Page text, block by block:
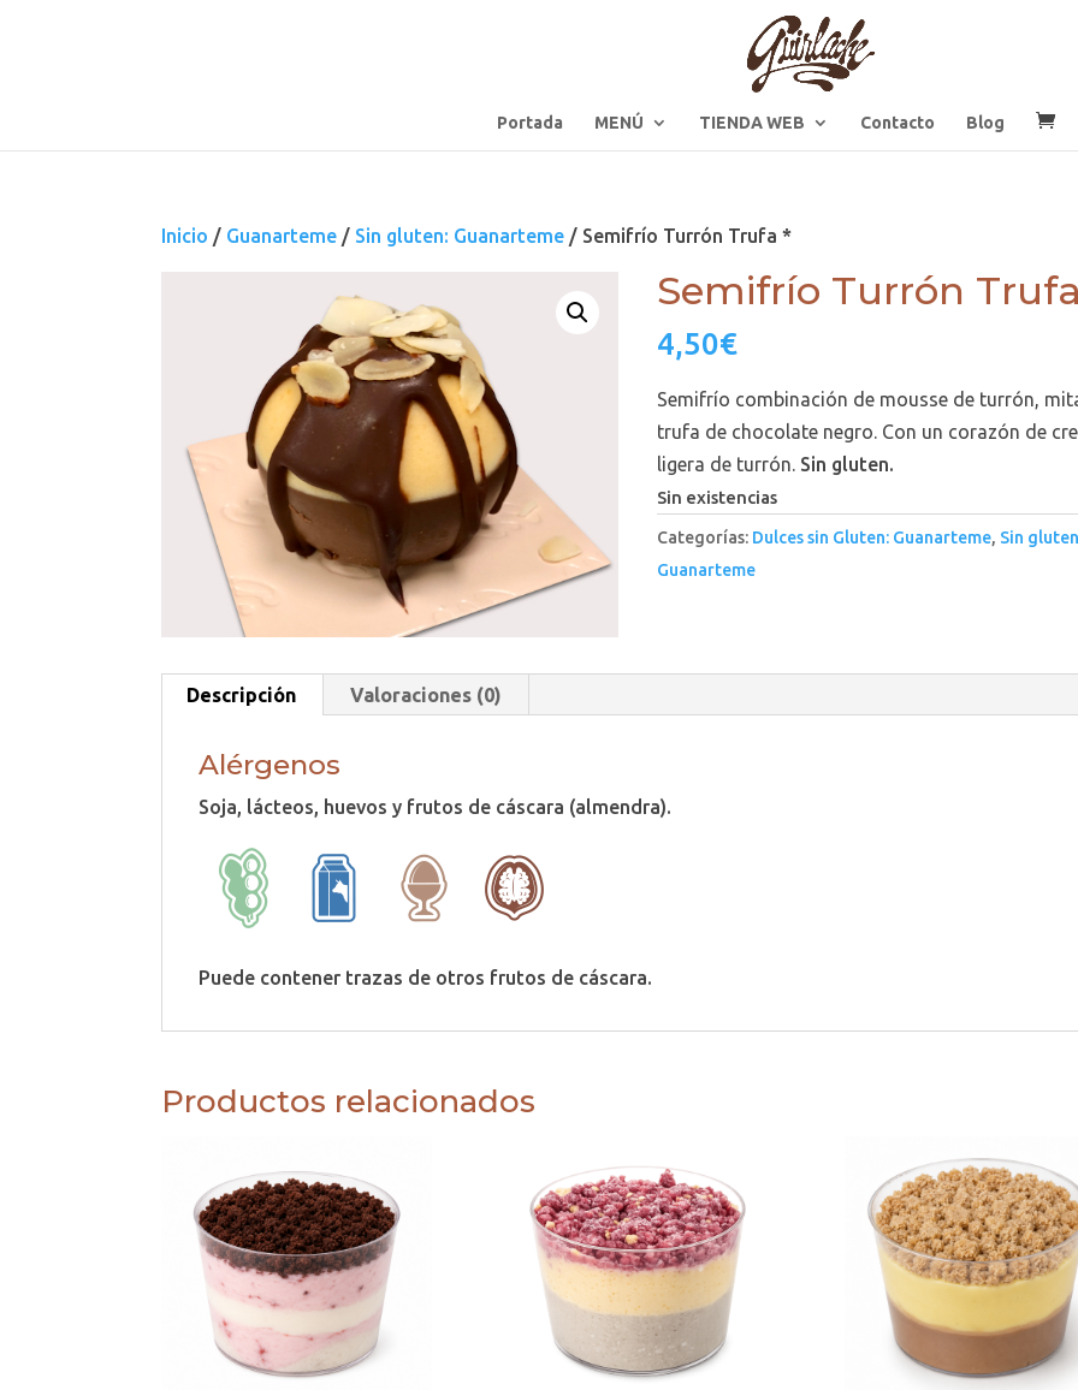
Portada MENÚ TIENDA WEB Contacto Blog
Inicio / Guanarteme / Sin gluten: Guanarteme / Semifrío Turrón Trufa *
Semifrío Turrón
4,50€
Semifrío combinación de mousse de turrón,
trufa de chocolate negro. Con un corazón de
ligera de turrón. Sin gluten.
Sin existencias
Categorías: Dulces sin Gluten: Guanarteme, Sin
Guanarteme
Descripción Valoraciones (0)
Alérgenos
Soja, lácteos, huevos y frutos de cáscara (almendra).
Puede contener trazas de otros frutos de cáscara.
Productos relacionados